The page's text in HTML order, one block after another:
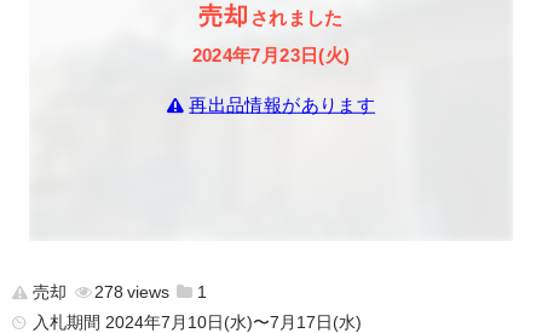
売却 されました
2024年7月23日(火)
再出品情報があります
売却 278
1
入札期間 2024年7月10日(水)〜7月17日(水)